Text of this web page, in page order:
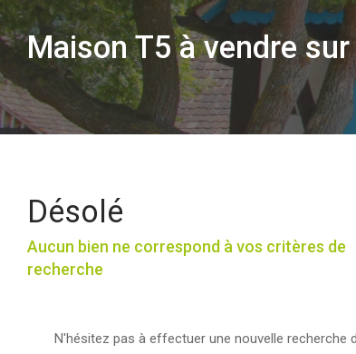
Maison T5 à vendre
Désolé
Aucun bien ne correspond à vos critères de
recherche
N'hésitez pas à effectuer une nouvelle recherche